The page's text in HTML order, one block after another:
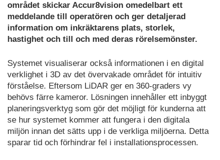
området skickar Accur8vision omedelbart ett
meddelande till operatören och ger detaljerad
information om inkräktarens plats, storlek,
hastighet och till och med deras rörelsemönster.
Systemet visualiserar också informationen i en digital
verklighet i 3D av det övervakade området för intuitiv
förståelse. Eftersom LiDAR ger en 360-graders vy
behövs färre kameror. Lösningen innehåller ett inbyggt
planeringsverktyg som gör det möjligt för kunderna att
se hur systemet kommer att fungera i den digitala
miljön innan det sätts upp i de verkliga miljöerna. Detta
sparar tid och förhindrar fel i installationsprocessen.